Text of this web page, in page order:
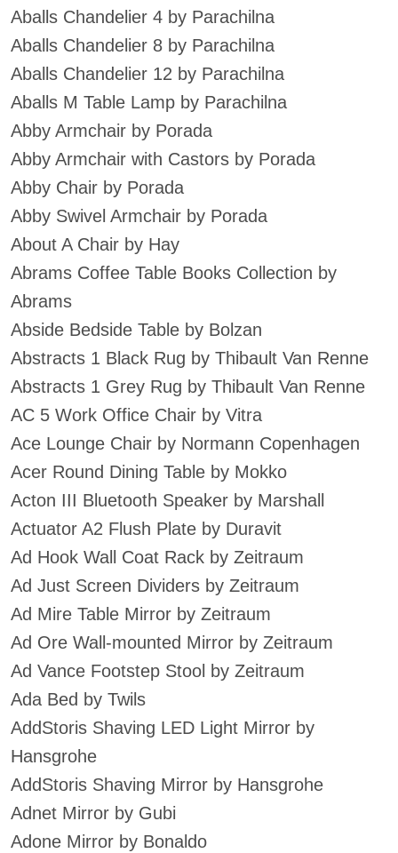
Aballs Chandelier 4 by Parachilna
Aballs Chandelier 8 by Parachilna
Aballs Chandelier 12 by Parachilna
Aballs M Table Lamp by Parachilna
Abby Armchair by Porada
Abby Armchair with Castors by Porada
Abby Chair by Porada
Abby Swivel Armchair by Porada
About A Chair by Hay
Abrams Coffee Table Books Collection by
Abrams
Abside Bedside Table by Bolzan
Abstracts 1 Black Rug by Thibault Van Renne
Abstracts 1 Grey Rug by Thibault Van Renne
AC 5 Work Office Chair by Vitra
Ace Lounge Chair by Normann Copenhagen
Acer Round Dining Table by Mokko
Acton III Bluetooth Speaker by Marshall
Actuator A2 Flush Plate by Duravit
Ad Hook Wall Coat Rack by Zeitraum
Ad Just Screen Dividers by Zeitraum
Ad Mire Table Mirror by Zeitraum
Ad Ore Wall-mounted Mirror by Zeitraum
Ad Vance Footstep Stool by Zeitraum
Ada Bed by Twils
AddStoris Shaving LED Light Mirror by
Hansgrohe
AddStoris Shaving Mirror by Hansgrohe
Adnet Mirror by Gubi
Adone Mirror by Bonaldo